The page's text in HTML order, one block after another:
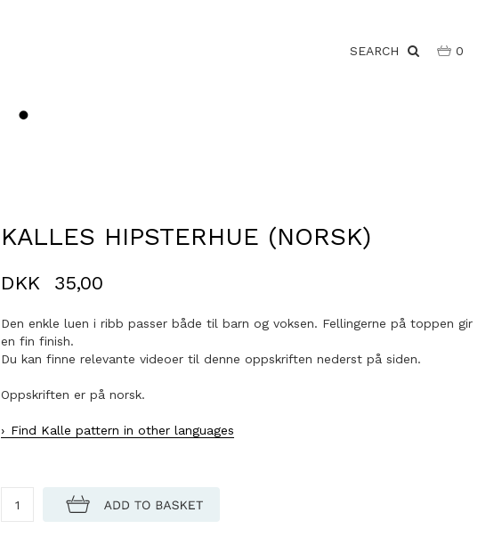
SEARCH 0
KALLES HIPSTERHUE (NORSK)
DKK 35,00
Den enkle luen i ribb passer både til barn og voksen. Fellingerne på toppen gir
en fin finish.
Du kan finne relevante videoer til denne oppskriften nederst på siden.
Oppskriften er på norsk.
Find Kalle pattern in other languages